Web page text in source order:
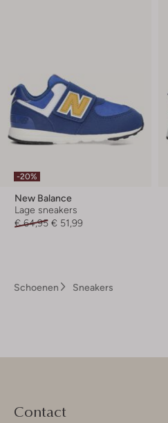
-20%
New Balance
Lage sneakers
€ 64,95 € 51,99
Schoenen Sneakers
Contact